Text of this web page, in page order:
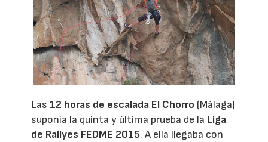
Las 12 horas de escalada El Chorro (Málaga)
suponía la quinta y última prueba de la Liga
de Rallyes FEDME 2015. A ella llegaba con